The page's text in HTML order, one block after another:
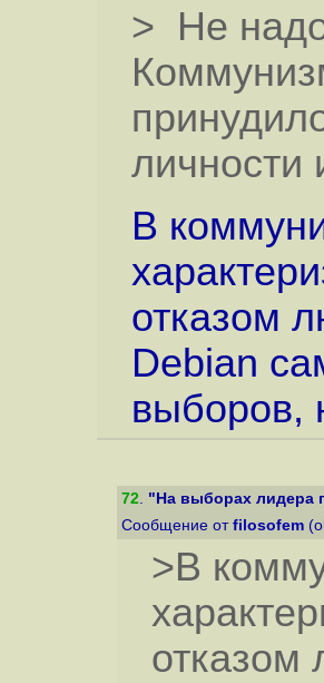
> Не
личности
В
отказом
Debian
выборов,
72. "На выборах лидера
Сообщение от filosofem
>В
отказом